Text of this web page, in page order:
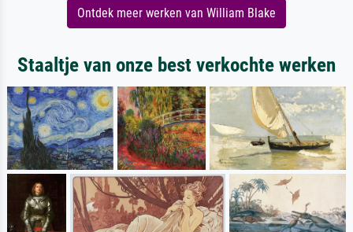
Ontdek meer werken van William Blake
Staaltje van onze best verkochte werken